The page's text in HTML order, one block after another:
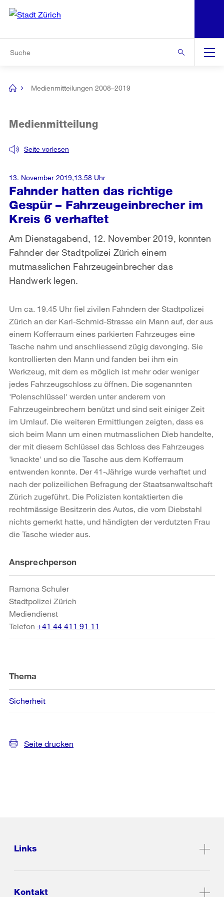
Navigation
[no
Medienmitteilungen 2008–2019
Fahnder hatten das richtige
Gespür – Fahrzeugeinbrecher im
Kreis 6 verhaftet
Seite vorlesen
Medienmitteilung
Am Dienstagabend, 12. November 2019, konnten
Fahnder der Stadtpolizei Zürich einem
mutmasslichen Fahrzeugeinbrecher das
Handwerk legen.
13. November 2019,13.58 Uhr
Um ca. 19.45 Uhr fiel zivilen Fahndern der Stadtpolizei
Zürich an der Karl-Schmid-Strasse ein Mann auf, der aus
einem Kofferraum eines parkierten Fahrzeuges eine
Tasche nahm und anschliessend zügig davonging. Sie
kontrollierten den Mann und fanden bei ihm ein
Werkzeug, mit dem es möglich ist mehr oder weniger
jedes Fahrzeugschloss zu öffnen. Die sogenannten
'Polenschlüssel' werden unter anderem von
Fahrzeugeinbrechern benützt und sind seit einiger Zeit
im Umlauf. Die weiteren Ermittlungen zeigten, dass es
sich beim Mann um einen mutmasslichen Dieb handelte,
der mit diesem Schlüssel das Schloss des Fahrzeuges
'knackte' und so die Tasche aus dem Kofferraum
entwenden konnte. Der 41-Jährige wurde verhaftet und
nach der polizeilichen Befragung der Staatsanwaltschaft
Zürich zugeführt. Die Polizisten kontaktierten die
rechtmässige Besitzerin des Autos, die vom Diebstahl
nichts gemerkt hatte, und händigten der verdutzten Frau
die Tasche wieder aus.
Weitere
Informationen
Ansprechperson
Ramona Schuler
Stadtpolizei Zürich
Mediendienst
Telefon +41 44 411 91 11
Thema
Sicherheit
Seite drucken
Links
Kontakt